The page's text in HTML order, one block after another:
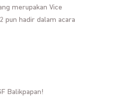
merupakan Vice
pun hadir dalam acara
Balikpapan!